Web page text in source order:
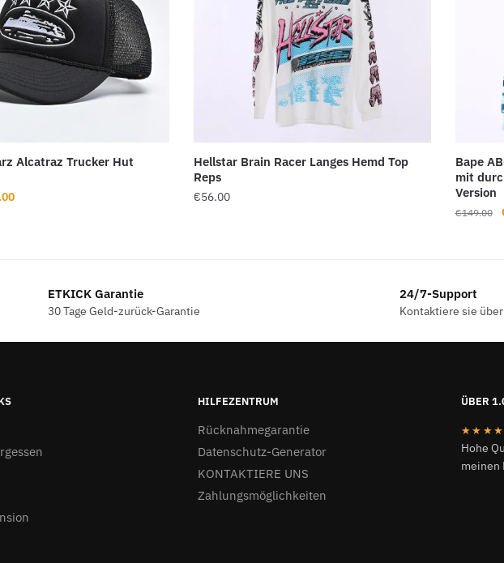
Alcatraz Trucker Hut
Aktueller
Hellstar Brain Racer Langes Hemd Top
Reps
€56.00
Bape
mit
Version
€149.00
ETKICK Garantie
30 Tage Geld-zurück-Garantie
24/7-Support
Kontaktiere sie
HILFEZENTRUM
Rücknahmegarantie
Datenschutz-Generator
KONTAKTIERE UNS
Zahlungsmöglichkeiten
ÜBER
Hohe
meinen